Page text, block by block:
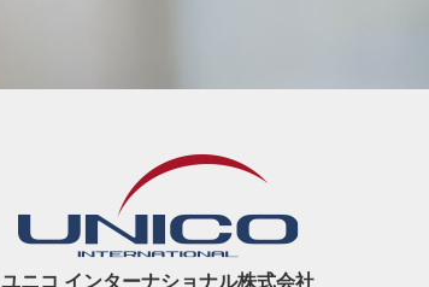
ユニコ インターナショナル株式会社